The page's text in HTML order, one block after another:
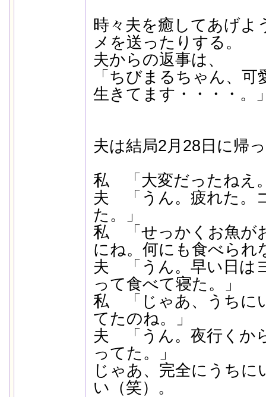
時々夫を癒してあげよ
メを送ったりする。
夫からの返事は、
「ちびまるちゃん、
生きてます・・・・。
夫は結局2月28日に帰
私 「大変だったねえ
夫 「うん。疲れた。
た。」
私 「せっかくお魚が
にね。何にも食べられ
夫 「うん。早い日は
って食べて寝た。」
私 「じゃあ、うちに
てたのね。」
夫 「うん。夜行くか
ってた。」
じゃあ、完全にうち
い（笑）。